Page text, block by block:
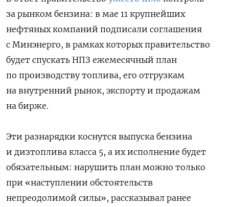
за рынком бензина: в мае 11 крупнейших
нефтяных компаний подписали соглашения
с Минэнерго, в рамках которых правительство
будет спускать НПЗ ежемесячный план
по производству топлива, его отгрузкам
на внутренний рынок, экспорту и продажам
на бирже.
Эти разнарядки коснутся выпуска бензина
и дизтоплива класса 5, а их исполнение будет
обязательным: нарушить план можно только
при «наступлении обстоятельств
непреодолимой силы», рассказывал ранее